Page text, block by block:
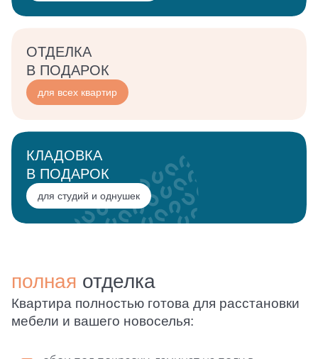
расположение
о застройщике
новости
как купить
акции
ипотека
рассрочка
документы
контакты
ОТДЕЛКА
В ПОДАРОК
для всех квартир
КЛАДОВКА
В ПОДАРОК
для студий и однушек
полная отделка
Квартира полностью готова для расстановки
мебели и вашего новоселья: